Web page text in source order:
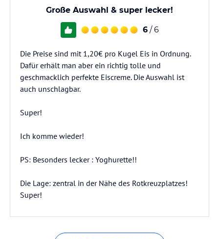
Große Auswahl & super lecker!
6 / 6
Die Preise sind mit 1,20€ pro Kugel Eis in Ordnung.
Dafür erhält man aber ein richtig tolle und
geschmacklich perfekte Eiscreme. Die Auswahl ist
auch unschlagbar.
Super!
Ich komme wieder!
PS: Besonders lecker : Yoghurette!!
Die Lage: zentral in der Nähe des Rotkreuzplatzes!
Super!